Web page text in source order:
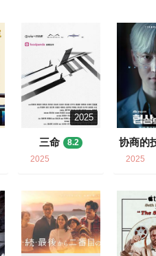
2025
三命
8.2
2025
协商的
2025